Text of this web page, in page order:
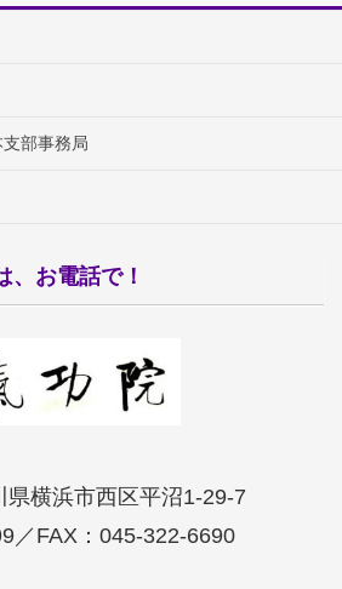
部事務局
、お電話で！
県横浜市西区平沼1-29-7
／FAX：045-322-6690